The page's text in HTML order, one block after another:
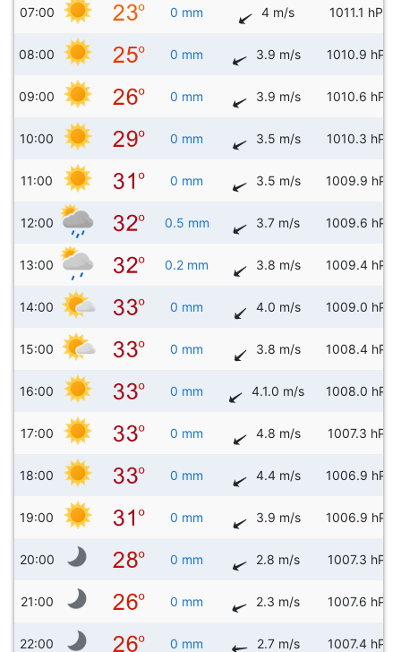
07:00 0 mm 4 m/s 1011.1 hPa
08:00 0 mm 3.9 m/s 1010.9 hPa
09:00 0 mm 3.9 m/s 1010.6 hPa
10:00 0 mm 3.5 m/s 1010.3 hPa
11:00 0 mm 3.5 m/s 1009.9 hPa
12:00 0.5 mm 3.7 m/s 1009.6 hPa
13:00 0.2 mm 3.8 m/s 1009.4 hPa
14:00 0 mm 4.0 m/s 1009.0 hPa
15:00 0 mm 3.8 m/s 1008.4 hPa
16:00 0 mm 4.1.0 m/s 1008.0 hPa
17:00 0 mm 4.8 m/s 1007.3 hPa
18:00 0 mm 4.4 m/s 1006.9 hPa
19:00 0 mm 3.9 m/s 1006.9 hPa
20:00 0 mm 2.8 m/s 1007.3 hPa
21:00 0 mm 2.3 m/s 1007.6 hPa
22:00 0 mm 2.7 m/s 1007.4 hPa